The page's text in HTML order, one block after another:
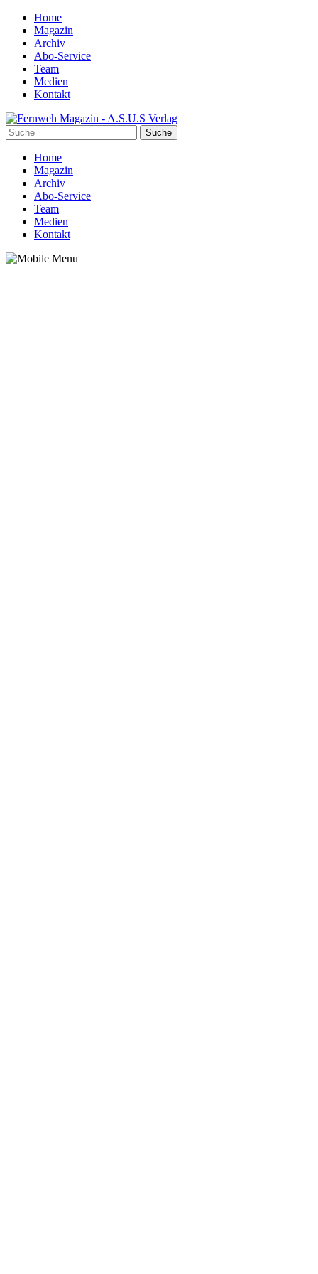
Home
Magazin
Archiv
Abo-Service
Team
Medien
Kontakt
Home
Magazin
Archiv
Abo-Service
Team
Medien
Kontakt